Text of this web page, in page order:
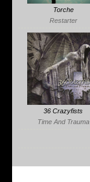
Torche
Restarter
36 Crazyfists
Time And Trauma